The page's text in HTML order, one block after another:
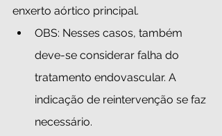
enxerto aórtico principal.
OBS: Nesses casos, também
deve-se considerar falha do
tratamento endovascular. A
indicação de reintervenção se faz
necessário.